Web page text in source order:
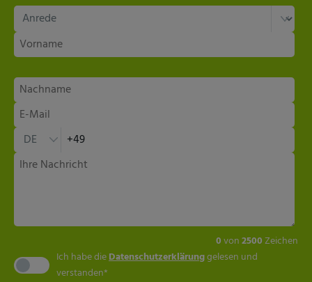
0von2500Zeichen
Ich habe dieDatenschutzerklärunggelesen und
verstanden*
Bitte lasse dieses Feld leer.